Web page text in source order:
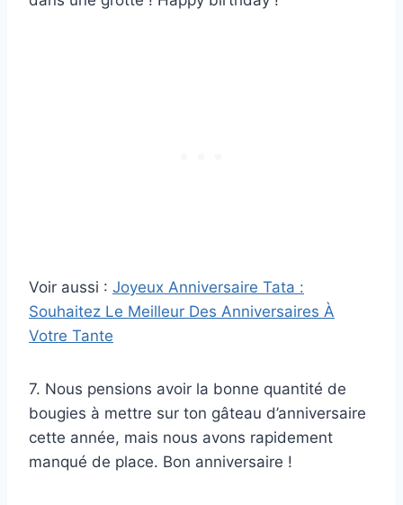
Voir aussi : Joyeux Anniversaire Tata :
Souhaitez Le Meilleur Des Anniversaires À
Votre Tante
7. Nous pensions avoir la bonne quantité de
bougies à mettre sur ton gâteau d’anniversaire
cette année, mais nous avons rapidement
manqué de place. Bon anniversaire !